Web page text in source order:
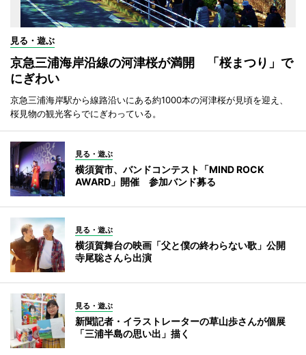
見る・遊ぶ
京急三浦海岸沿線の河津桜が満開 「桜まつり」で
にぎわい
京急三浦海岸駅から線路沿いにある約1000本の河津桜が見頃を迎え、
桜見物の観光客らでにぎわっている。
見る・遊ぶ
横須賀市、バンドコンテスト「MIND ROCK
AWARD」開催 参加バンド募る
見る・遊ぶ
横須賀舞台の映画「父と僕の終わらない歌」公開
寺尾聡さんら出演
見る・遊ぶ
新聞記者・イラストレーターの草山歩さんが個展
「三浦半島の思い出」描く